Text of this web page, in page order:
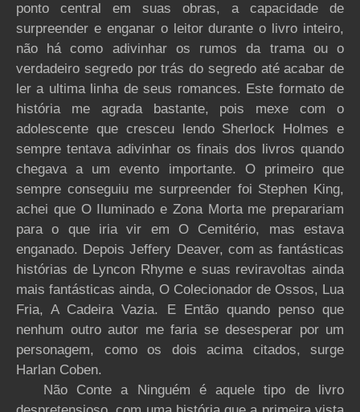
ponto central em suas obras, a capacidade de
surpreender e enganar o leitor durante o livro inteiro,
não há como adivinhar os rumos da trama ou o
verdadeiro segredo por trás do segredo até acabar de
ler a ultima linha de seus romances. Este formato de
história me agrada bastante, pois mexe com o
adolescente que cresceu lendo Sherlock Holmes e
sempre tentava adivinhar os finais dos livros quando
chegava a um evento importante. O primeiro que
sempre conseguiu me surpreender foi Stephen King,
achei que O Iluminado e Zona Morta me preparariam
para o que iria vir em O Cemitério, mas estava
enganado. Depois Jeffery Deaver, com as fantásticas
histórias de Lyncon Rhyme e suas reviravoltas ainda
mais fantásticas ainda, O Colecionador de Ossos, Lua
Fria, A Cadeira Vazia. E Então quando penso que
nenhum outro autor me faria se desesperar por um
personagem, como os dois acima citados, surge
Harlan Coben.
Não Conte a Ninguém é aquele tipo de livro